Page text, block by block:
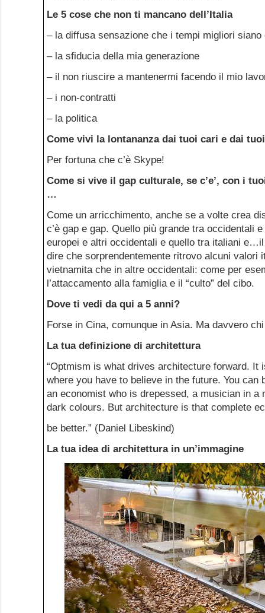
Le 5 cose che non ti mancano dell’Italia
– la diffusa sensazione che i tempi migliori siano
– la sfiducia della mia generazione
– il non riuscire a mantenermi facendo il mio
– i non-contratti
– la politica
Come vivi la lontananza dai tuoi cari e dai
Per fortuna che c’è Skype!
Come si vive il gap culturale, se c’e’, con i
…
Come un arricchimento, anche se a volte crea
c’è gap e gap. Quello più grande tra occidentali
europei e altri occidentali e quello tra italiani
dire che sorprendentemente ritrovo alcuni valori
vietnamita che in altre occidentali: come per
l’attaccamento alla famiglia e il “culto” del cibo.
Dove ti vedi da qui a 5 anni?
Forse in Cina, comunque in Asia. Ma davvero
La tua definizione di architettura
“Optmism is what drives architecture forward. It
where you have to believe in the future. You can
an economist who is drepessed, a musician in a
dark colours. But architecture is that complete
be better.” (Daniel Libeskind)
La tua idea di architettura in un’immagine